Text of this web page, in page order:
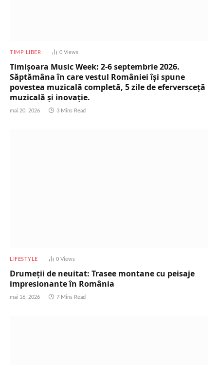
TIMP LIBER 0 Views
Timișoara Music Week: 2-6 septembrie 2026.
Săptămâna în care vestul României își spune
povestea muzicală completă, 5 zile de eferversceță
muzicală și inovație.
mai 20, 2026 3 Mins Read
LIFESTYLE 0 Views
Drumeții de neuitat: Trasee montane cu peisaje
impresionante în România
mai 16, 2026 7 Mins Read